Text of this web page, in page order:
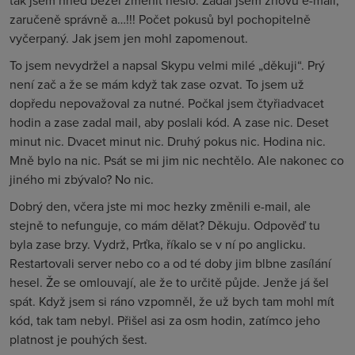
zaručeně správně a…!!! Počet pokusů byl pochopitelně
vyčerpaný. Jak jsem jen mohl zapomenout.
To jsem nevydržel a napsal Skypu velmi milé „děkuji“. Prý
není zač a že se mám když tak zase ozvat. To jsem už
dopředu nepovažoval za nutné. Počkal jsem čtyřiadvacet
hodin a zase zadal mail, aby poslali kód. A zase nic. Deset
minut nic. Dvacet minut nic. Druhý pokus nic. Hodina nic.
Mně bylo na nic. Psát se mi jim nic nechtělo. Ale nakonec co
jiného mi zbývalo? No nic.
Dobrý den, včera jste mi moc hezky změnili e-mail, ale
stejně to nefunguje, co mám dělat? Děkuju. Odpověď tu
byla zase brzy. Vydrž, Prťka, říkalo se v ní po anglicku.
Restartovali server nebo co a od té doby jim blbne zasílání
hesel. Že se omlouvají, ale že to určitě půjde. Jenže já šel
spát. Když jsem si ráno vzpomněl, že už bych tam mohl mít
kód, tak tam nebyl. Přišel asi za osm hodin, zatímco jeho
platnost je pouhých šest.